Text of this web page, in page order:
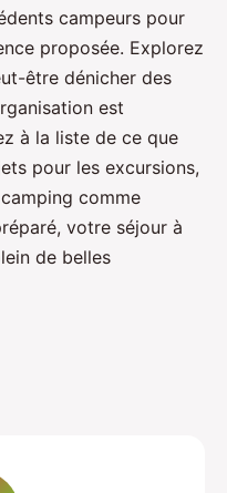
campeurs pour
proposée. Explorez
être dénicher des
est
à la liste de ce que
pour les excursions,
comme
votre séjour à
de belles